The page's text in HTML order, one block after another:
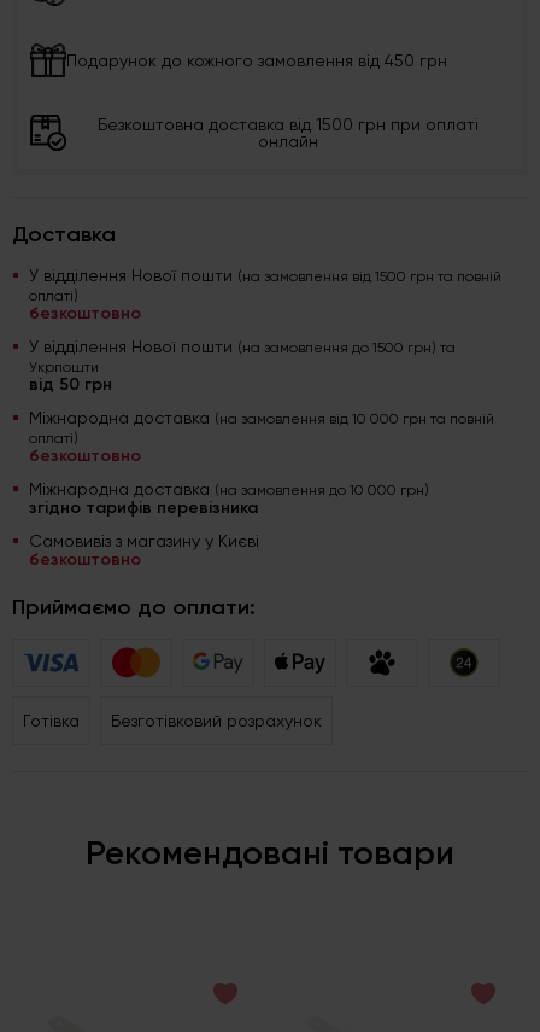
Подарунок до кожного замовлення від 450 грн
Безкоштовна доставка від 1500 грн при оплаті
онлайн
Доставка
У відділення Нової пошти (на замовлення від 1500 грн та повній
оплаті)
безкоштовно
У відділення Нової пошти (на замовлення до 1500 грн) та
Укрпошти
від 50 грн
Міжнародна доставка (на замовлення від 10 000 грн та повній
оплаті)
безкоштовно
Міжнародна доставка (на замовлення до 10 000 грн)
згідно тарифів перевізника
Самовивіз з магазину у Києві
безкоштовно
Приймаємо до оплати:
Готівка Безготівковий розрахунок
Рекомендовані товари